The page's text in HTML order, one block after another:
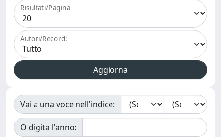
Risultati/Pagina
Autori/Record:
Vai a una voce nell'indice:
O digita l'anno: